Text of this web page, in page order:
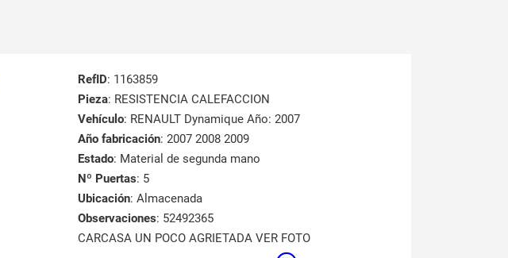
RefID: 1163859
Pieza: RESISTENCIA CALEFACCION
Vehículo: RENAULT Dynamique Año: 2007
Año fabricación: 2007 2008 2009
Estado: Material de segunda mano
Nº Puertas: 5
Ubicación: Almacenada
Observaciones: 52492365
CARCASA UN POCO AGRIETADA VER FOTO